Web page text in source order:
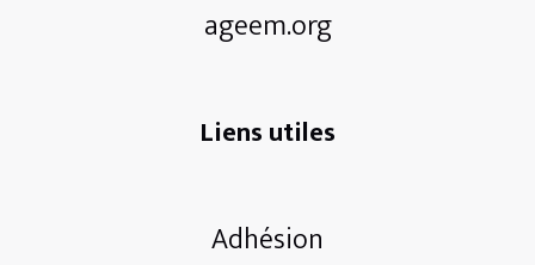
ageem.org
Liens utiles
Adhésion